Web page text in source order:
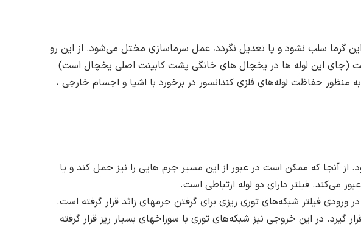
گرما سلب نشود و یا تعدیل نگردد، عمل سرما‌سازی مختل می‌شود. از این رو
(جای این لوله ها در یخچال های خانگی پشت کابینت اصلی یخچال است)
حفاظت لوله‌های فلزی کندانسور در برخورد با اشیا و اجسام خارجی ،
از آنجا که ممکن است در عبور از این مسیر جرم هایی را نیز حمل کند و یا
می‌کند. فیلتر دارای دو لوله ارتباطی است.
فیلتر شبکه‌های توری ریزی برای گرفتن جرمهای زائد قرار گرفته است.
در این خروجی نیز شبکه‌های توری با سوراخهای بسیار ریز قرار گرفته